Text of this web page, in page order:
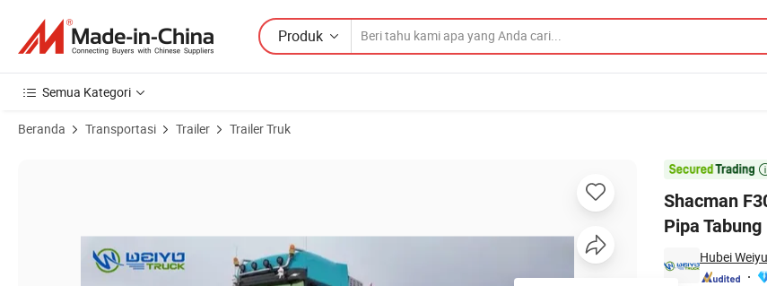
Produk
Semua Kategori
Beranda Transportasi Trailer Trailer Truk
Shacman
Pipa
Hubei
Gambar Produk dari Shacman F3000 6X6 off Road 30 Ton Truk Trailer Pengangkut Pipa Tabung Baja Pengeboran Minyak untuk